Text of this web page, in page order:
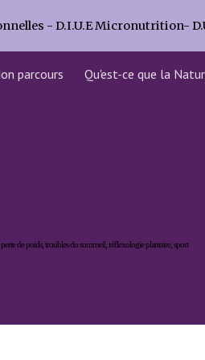
- D.I.U.E Micronutrition-
parcours Qu'est-ce que la
de poids, troubles du sommeil, réflexologie plantaire, sport